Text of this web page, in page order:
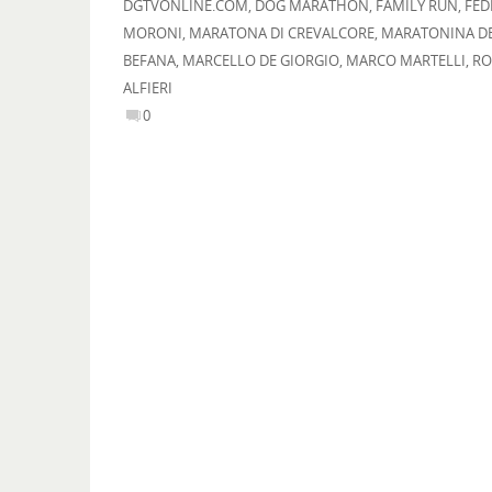
DGTVONLINE.COM, DOG MARATHON, FAMILY RUN,
MORONI, MARATONA DI CREVALCORE, MARATONINA
BEFANA, MARCELLO DE GIORGIO, MARCO MARTELLI,
ALFIERI
0